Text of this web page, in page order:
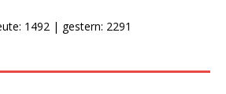
1492 | gestern: 2291